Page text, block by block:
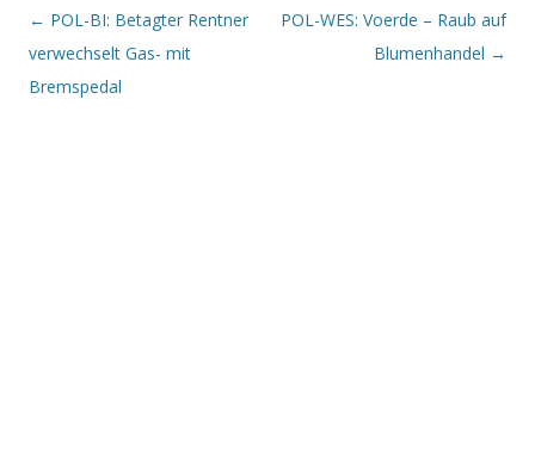
Beitrags-Navigation
← POL-BI: Betagter Rentner
verwechselt Gas- mit
Bremspedal
POL-WES: Voerde – Raub auf
Blumenhandel →